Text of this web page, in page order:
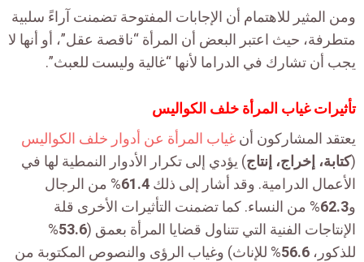
ومن المثير للاهتمام أن الإجابات المفتوحة تضمنت آراءً سلبية
متطرفة، حيث اعتبر البعض أن المرأة “ناقصة عقل”، أو أنها لا
يجب أن تشارك في الدراما لأنها “غالية وليست للعبث”.
تأثيرات غياب المرأة خلف الكواليس
يعتقد المشاركون أن غياب المرأة عن أدوار خلف الكواليس
(كتابة، إخراج، إنتاج) يؤدي إلى تكرار الأدوار النمطية لها في
الأعمال الدرامية. وقد أشار إلى ذلك 61.4% من الرجال
و62.3% من النساء. كما تضمنت التأثيرات الأخرى قلة
الإنتاجات الفنية التي تتناول قضايا المرأة بعمق (53.6
%
للذكور،
% للإناث) وغياب الرؤى والنصوص المكتوبة من